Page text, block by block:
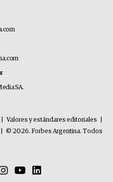
SA.
Valores y estándares editoriales
© 2026. Forbes Argentina. Todos